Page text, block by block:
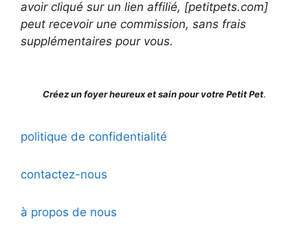
avoir cliqué sur un lien affilié, [petitpets.com]
peut recevoir une commission, sans frais
supplémentaires pour vous.
Créez un foyer heureux et sain pour votre Petit Pet.
politique de confidentialité
contactez-nous
à propos de nous